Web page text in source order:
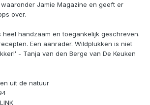
Jamie Magazine en geeft er
over.
heel handzaam en toegankelijk geschreven.
Een aanrader. Wildplukken is niet
- Tanja van den Berge van De Keuken
uit de natuur